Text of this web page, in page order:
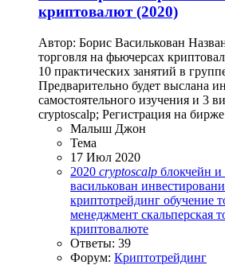
криптовалют (2020)
Автор: Борис Василькован
торговля на фьючерсах
10 практических занятий в
Предварительно будет выслана
самостоятельного изучения и 3
cryptoscalp; Регистрация на
Малыш Джон
Тема
17 Июл 2020
2020 cryptoscalp блокчейн
василькован
криптотрейдинг обучение
менеджмент скальперская
криптовалюте
Ответы: 39
Форум: Криптотрейдинг